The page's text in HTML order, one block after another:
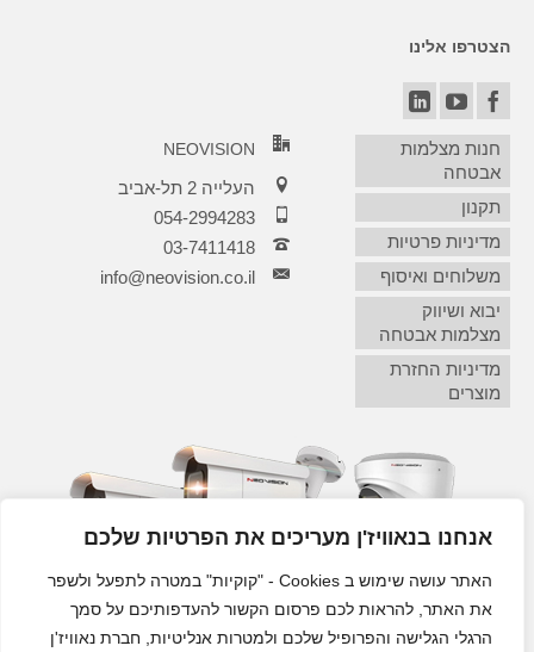
אנחנו בנאוויז'ן מעריכים את הפרטיות שלכם
האתר עושה שימוש ב Cookies - "קוקיות" במטרה לתפעל ולשפר
את האתר, להראות לכם פרסום הקשור להעדפותיכם על סמך
הרגלי הגלישה והפרופיל שלכם ולמטרות אנליטיות, חברת נאוויז'ן
הצטרפו אלינו
חנות מצלמות
אבטחה
תקנון
מדיניות פרטיות
משלוחים ואיסוף
יבוא ושיווק
מצלמות אבטחה
מדיניות החזרת
מוצרים
NEOVISION
העלייה 2 תל-אביב
054-2994283
03-7411418‏
info@neovision.co.il